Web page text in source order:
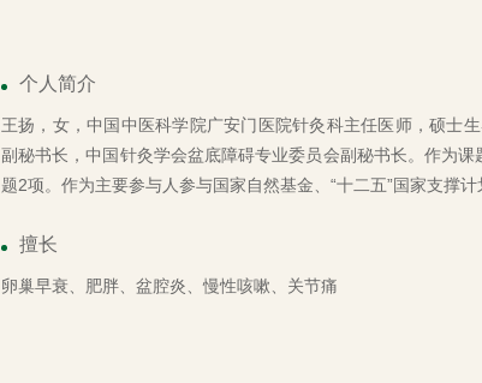
个人简介
王扬，女，中国中医科学院广安门医院针灸科主任医师，硕士
副秘书长，中国针灸学会盆底障碍专业委员会副秘书长。作为
题2项。作为主要参与人参与国家自然基金、“十二五”国家支撑
擅长
卵巢早衰、肥胖、盆腔炎、慢性咳嗽、关节痛